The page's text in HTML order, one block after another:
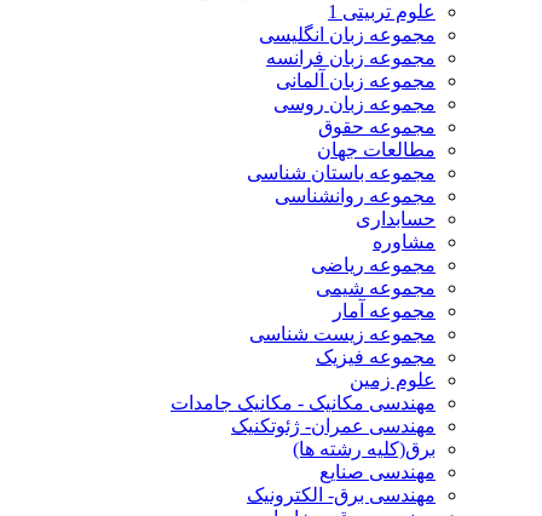
علوم تربیتی 1
مجموعه زبان انگلیسی
مجموعه زبان فرانسه
مجموعه زبان آلمانی
مجموعه زبان روسی
مجموعه حقوق
مطالعات جهان
مجموعه باستان شناسی
مجموعه روانشناسی
حسابداری
مشاوره
مجموعه ریاضی
مجموعه شیمی
مجموعه آمار
مجموعه زیست شناسی
مجموعه فیزیک
علوم زمین
مهندسی مکانیک - مکانیک جامدات
مهندسی عمران- ژئوتکنیک
برق(کلیه رشته ها)
مهندسی صنایع
مهندسی برق- الکترونیک